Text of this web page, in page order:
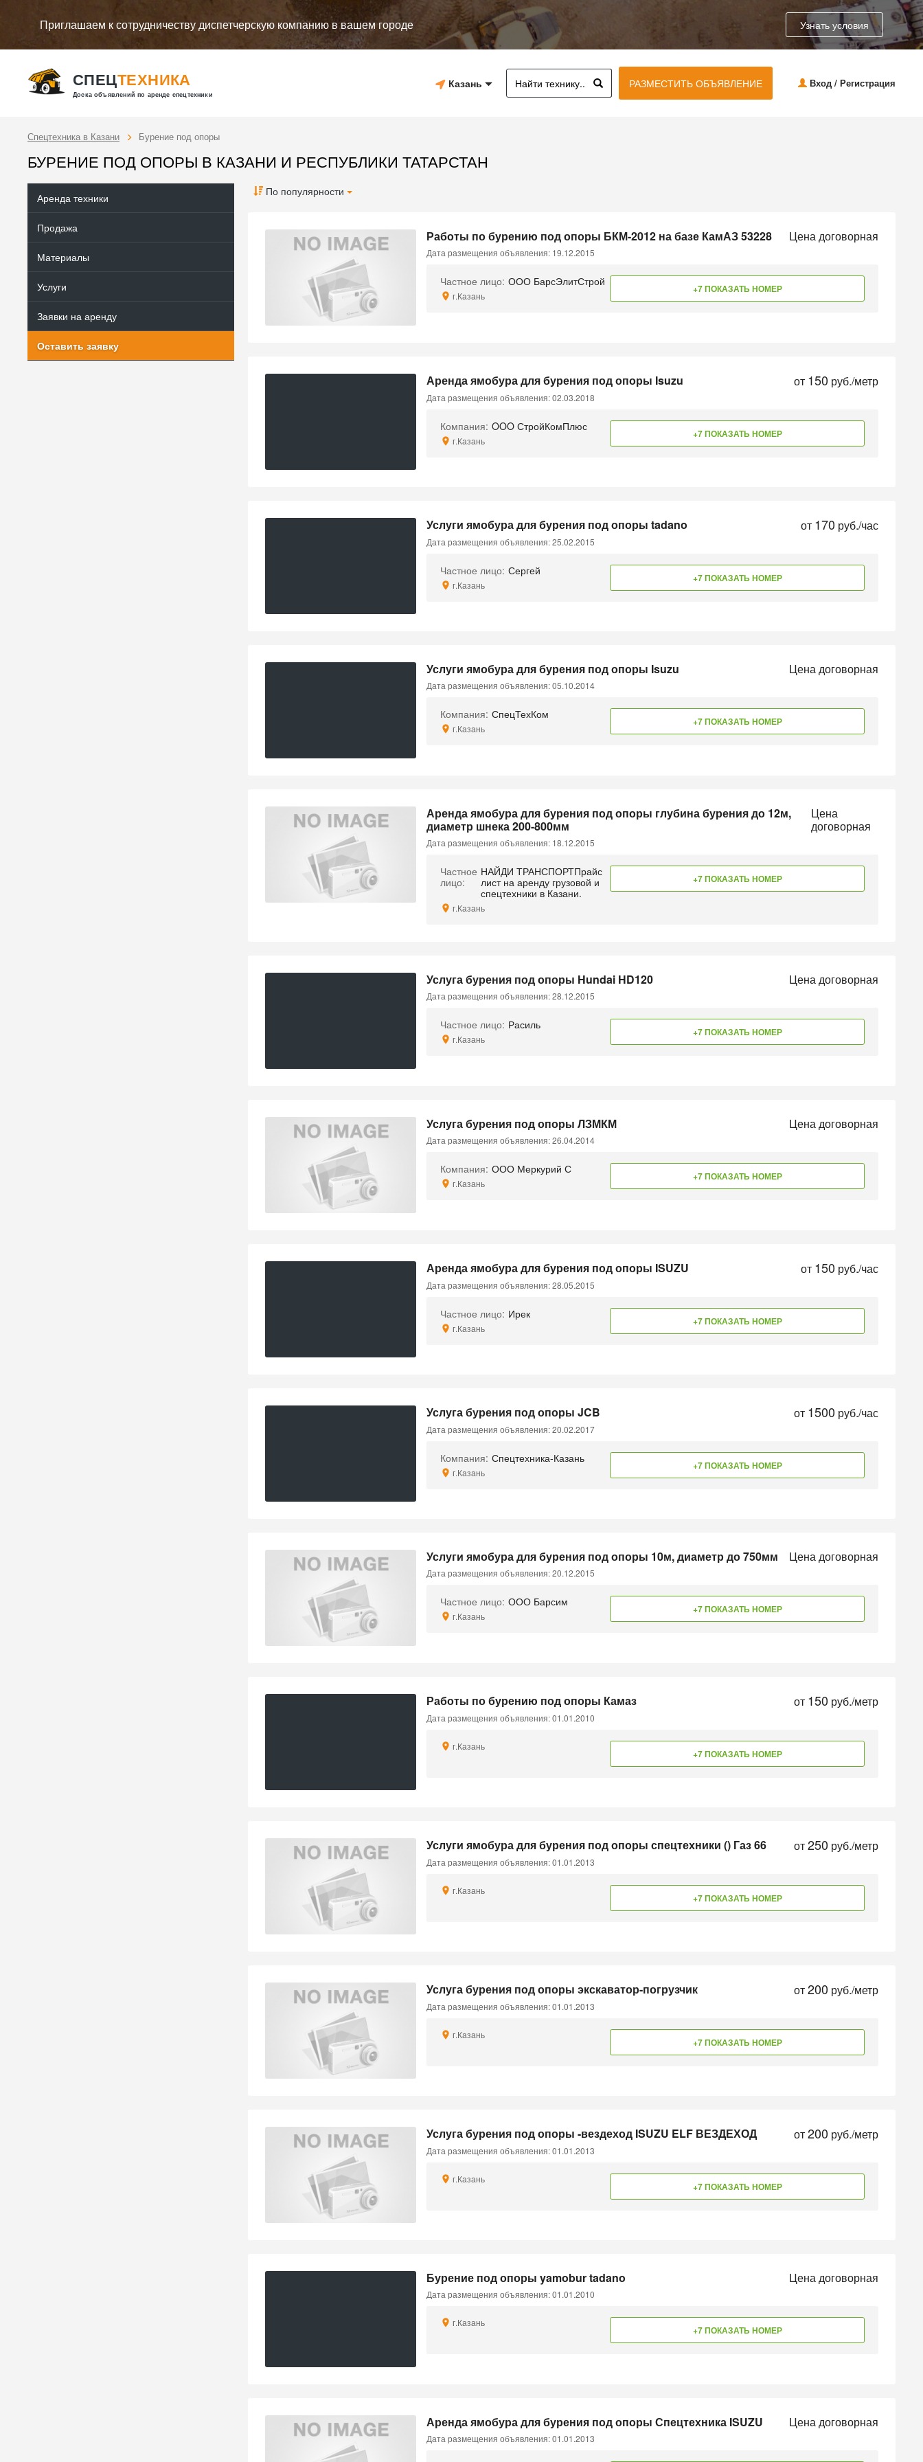
Приглашаем к сотрудничеству диспетчерскую компанию в вашем городе Узнать условия
СПЕЦТЕХНИКА
Доска объявлений по аренде спецтехники
Казань РАЗМЕСТИТЬ ОБЪЯВЛЕНИЕ Вход / Регистрация
Спецтехника в Казани Бурение под опоры
БУРЕНИЕ ПОД ОПОРЫ В КАЗАНИ И РЕСПУБЛИКИ ТАТАРСТАН
Аренда техники
Продажа
Материалы
Услуги
Заявки на аренду
Оставить заявку
По популярности
Работы по бурению под опоры БКМ-2012 на базе КамАЗ 53228 Цена договорная
Дата размещения объявления: 19.12.2015
Частное лицо: ООО БарсЭлитСтрой
г.Казань
+7 ПОКАЗАТЬ НОМЕР
Аренда ямобура для бурения под опоры Isuzu от 150 руб./метр
Дата размещения объявления: 02.03.2018
Компания: OOO СтройКомПлюс
г.Казань
+7 ПОКАЗАТЬ НОМЕР
Услуги ямобура для бурения под опоры tadano от 170 руб./час
Дата размещения объявления: 25.02.2015
Частное лицо: Сергей
г.Казань
+7 ПОКАЗАТЬ НОМЕР
Услуги ямобура для бурения под опоры Isuzu Цена договорная
Дата размещения объявления: 05.10.2014
Компания: СпецТехКом
г.Казань
+7 ПОКАЗАТЬ НОМЕР
Аренда ямобура для бурения под опоры глубина бурения до 12м,
диаметр шнека 200-800мм
Цена
договорная
Дата размещения объявления: 18.12.2015
Частное
лицо:
НАЙДИ ТРАНСПОРТПрайс
лист на аренду грузовой и
спецтехники в Казани.
г.Казань
+7 ПОКАЗАТЬ НОМЕР
Услуга бурения под опоры Hundai HD120 Цена договорная
Дата размещения объявления: 28.12.2015
Частное лицо: Расиль
г.Казань
+7 ПОКАЗАТЬ НОМЕР
Услуга бурения под опоры ЛЗМКМ Цена договорная
Дата размещения объявления: 26.04.2014
Компания: ООО Меркурий С
г.Казань
+7 ПОКАЗАТЬ НОМЕР
Аренда ямобура для бурения под опоры ISUZU от 150 руб./час
Дата размещения объявления: 28.05.2015
Частное лицо: Ирек
г.Казань
+7 ПОКАЗАТЬ НОМЕР
Услуга бурения под опоры JCB от 1500 руб./час
Дата размещения объявления: 20.02.2017
Компания: Спецтехника-Казань
г.Казань
+7 ПОКАЗАТЬ НОМЕР
Услуги ямобура для бурения под опоры 10м, диаметр до 750мм Цена договорная
Дата размещения объявления: 20.12.2015
Частное лицо: ООО Барсим
г.Казань
+7 ПОКАЗАТЬ НОМЕР
Работы по бурению под опоры Камаз от 150 руб./метр
Дата размещения объявления: 01.01.2010
г.Казань
+7 ПОКАЗАТЬ НОМЕР
Услуги ямобура для бурения под опоры спецтехники () Газ 66 от250 руб./метр
Дата размещения объявления: 01.01.2013
г.Казань
+7 ПОКАЗАТЬ НОМЕР
Услуга бурения под опоры экскаватор-погрузчик от200 руб./метр
Дата размещения объявления: 01.01.2013
г.Казань
+7 ПОКАЗАТЬ НОМЕР
Услуга бурения под опоры -вездеход ISUZU ELF ВЕЗДЕХОД от200 руб./метр
Дата размещения объявления: 01.01.2013
г.Казань
+7 ПОКАЗАТЬ НОМЕР
Бурение под опоры yamobur tadano Цена договорная
Дата размещения объявления: 01.01.2010
г.Казань
+7 ПОКАЗАТЬ НОМЕР
Аренда ямобура для бурения под опоры Спецтехника ISUZU Цена договорная
Дата размещения объявления: 01.01.2013